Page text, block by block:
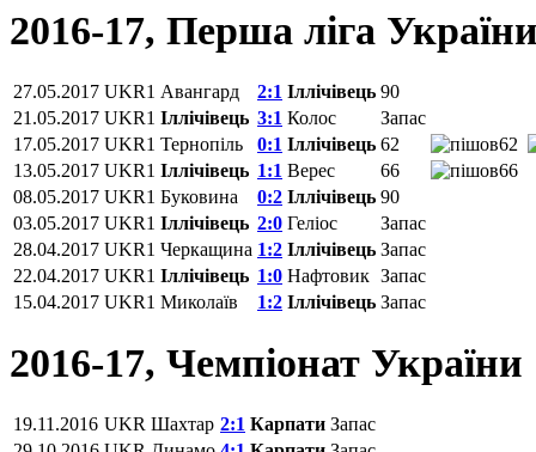
2016-17, Перша ліга
27.05.2017 UKR1 Авангард 2:1 Іллічівець 90
21.05.2017 UKR1 Іллічівець 3:1 Колос
Запас
17.05.2017 UKR1 Тернопіль 0:1 Іллічівець 62
62
13.05.2017 UKR1 Іллічівець 1:1 Верес 66
66
08.05.2017 UKR1 Буковина 0:2 Іллічівець 90
03.05.2017 UKR1 Іллічівець 2:0 Геліос
Запас
28.04.2017 UKR1 Черкащина 1:2 Іллічівець Запас
22.04.2017 UKR1 Іллічівець 1:0 Нафтовик Запас
15.04.2017 UKR1 Миколаїв 1:2 Іллічівець Запас
2016-17, Чемпіонат України
19.11.2016 UKR Шахтар 2:1 Карпати Запас